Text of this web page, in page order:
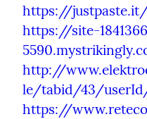
https://
https://site-
http://
le/tabid/43/
https://